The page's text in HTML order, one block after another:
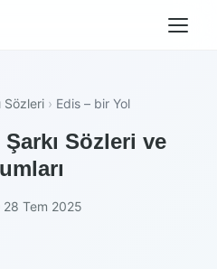
Sözleri › Edis – bir Yol
Sözleri ve
28 Tem 2025